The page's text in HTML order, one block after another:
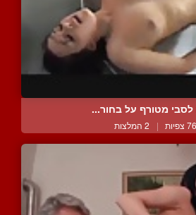
מטורף על בחור...
| 2 המלצות